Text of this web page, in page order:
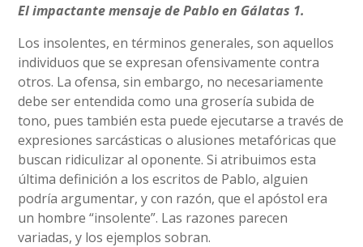
El impactante mensaje de Pablo en Gálatas 1.
Los insolentes, en términos generales, son aquellos
individuos que se expresan ofensivamente contra
otros. La ofensa, sin embargo, no necesariamente
debe ser entendida como una grosería subida de
tono, pues también esta puede ejecutarse a través de
expresiones sarcásticas o alusiones metafóricas que
buscan ridiculizar al oponente. Si atribuimos esta
última definición a los escritos de Pablo, alguien
podría argumentar, y con razón, que el apóstol era
un hombre “insolente”. Las razones parecen
variadas, y los ejemplos sobran.